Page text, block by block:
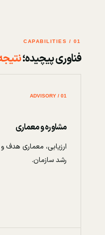
01 / CAPABILITIES
فناوری پیچیده؛
01 / ADVISORY
مشاوره و معماری
ارزیابی، معماری هدف
رشد سازمان.